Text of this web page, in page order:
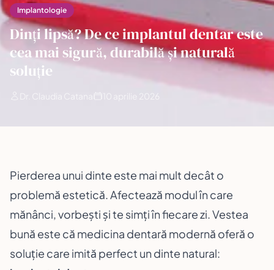
Implantologie
Dinți lipsă? De ce implantul dentar este
cea mai sigură, durabilă și naturală
soluție
Pierderea unui dinte este mai mult decât o
problemă estetică. Afectează modul în care
mănânci, vorbești și te simți în fiecare zi. Vestea
bună este că medicina dentară modernă oferă o
soluție care imită perfect un dinte natural: